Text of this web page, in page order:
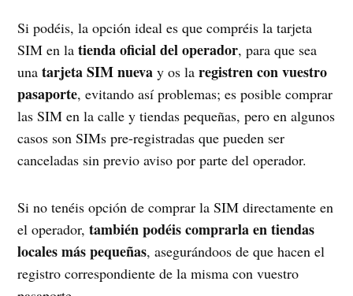
Si podéis, la opción ideal es que compréis la tarjeta
SIM en latienda oficial del operador, para que sea
unatarjeta SIM nueva y os laregistren con vuestro
pasaporte, evitando así problemas; es posible comprar
las SIM en la calle y tiendas pequeñas, pero en algunos
casos son SIMs pre-registradas que pueden ser
canceladas sin previo aviso por parte del operador.
Si no tenéis opción de comprar la SIM directamente en
el operador,también podéis comprarla en tiendas
locales más pequeñas, asegurándoos de que hacen el
registro correspondiente de la misma con vuestro